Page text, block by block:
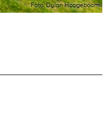
Foto: Dylan Hoogeboom